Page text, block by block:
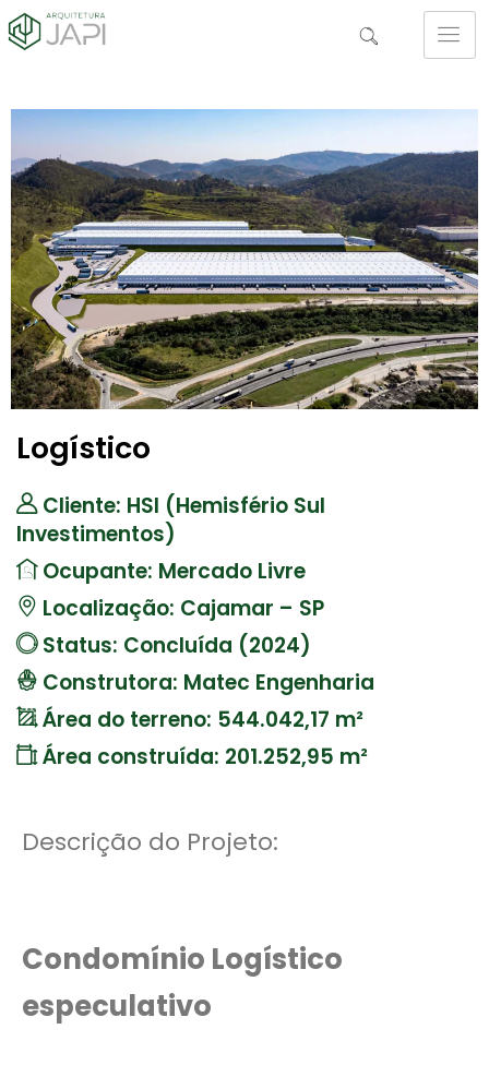
Logístico
Cliente: HSI (Hemisfério Sul
Investimentos)
Ocupante: Mercado Livre
Localização: Cajamar – SP
Status: Concluída (2024)
Construtora: Matec Engenharia
Área do terreno: 544.042,17 m²
Área construída: 201.252,95 m²
Descrição do Projeto:
Condomínio Logístico
especulativo